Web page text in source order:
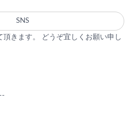
SNS
きます。
どうぞ宜しくお願い申し